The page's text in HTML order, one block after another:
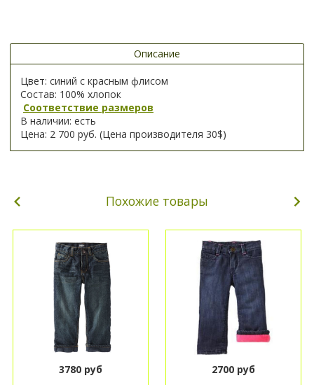
Описание
Цвет: синий с красным флисом
Состав: 100% хлопок
Соответствие размеров
В наличии: есть
Цена: 2 700 руб. (Цена производителя 30$)
Похожие товары
3780 руб 2700 руб